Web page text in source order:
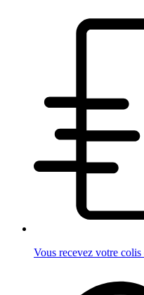
Vous recevez votre